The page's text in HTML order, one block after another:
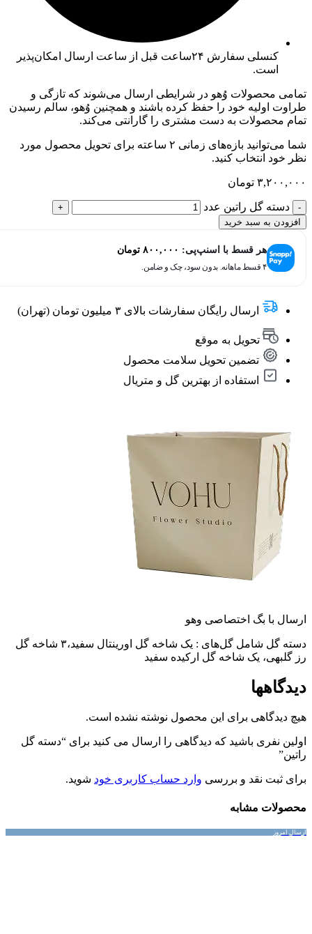
کنسلی سفارش ۲۴ساعت قبل از ساعت ارسال امکان‌پذیر
است.
تمامی محصولات وُهو در شرایطی ارسال می‌شوند که تازگی و
طراوت اولیه خود را حفظ کرده باشند و همچنین وُهو، سالم رسیدن
تمام محصولات به دست مشتری را گارانتی می‌کند.
شما می‌توانید بازه‌های زمانی ۲ ساعته برای تحویل محصول مورد
نظر خود انتخاب کنید.
۳,۲۰۰,۰۰۰ تومان
دسته گل راتین عدد
افزودن به سبد خرید
هر قسط با اسنپ‌پی: ۸۰۰,۰۰۰ تومان
۴ قسط ماهانه. بدون سود، چک و ضامن.
ارسال رایگان سفارشات بالای ۳ میلیون تومان (تهران)
تحویل به موقع
تضمین تحویل سلامت محصول
استفاده از بهترین گل و متریال
ارسال با بگ اختصاصی وهو
دسته گل شامل گل‌های : یک شاخه گل اورینتال سفید،۳ شاخه گل
رز گلبهی، یک شاخه گل ارکیده سفید
دیدگاهها
هیچ دیدگاهی برای این محصول نوشته نشده است.
اولین نفری باشید که دیدگاهی را ارسال می کنید برای “دسته گل
راتین”
برای ثبت نقد و بررسی وارد حساب کاربری خود شوید.
محصولات مشابه
ارسال امروز